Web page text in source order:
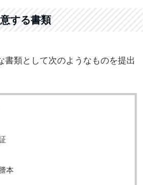
する書類
書類として次のようなものを提出
本